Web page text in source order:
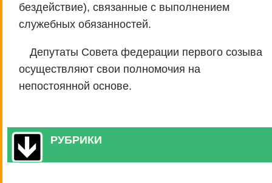
бездействие), связанные с выполнением
служебных обязанностей.
Депутаты Совета федерации первого созыва
осуществляют свои полномочия на
непостоянной основе.
РУБРИКИ